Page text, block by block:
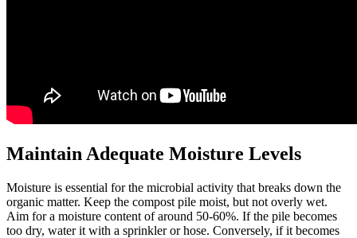
Maintain Adequate Moisture Levels
Moisture is essential for the microbial activity that breaks down the
organic matter. Keep the compost pile moist, but not overly wet.
Aim for a moisture content of around 50-60%. If the pile becomes
too dry, water it with a sprinkler or hose. Conversely, if it becomes